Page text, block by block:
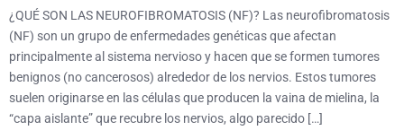
¿QUÉ SON LAS NEUROFIBROMATOSIS (NF)? Las neurofibromatosis
(NF) son un grupo de enfermedades genéticas que afectan
principalmente al sistema nervioso y hacen que se formen tumores
benignos (no cancerosos) alrededor de los nervios. Estos tumores
suelen originarse en las células que producen la vaina de mielina, la
“capa aislante” que recubre los nervios, algo parecido […]